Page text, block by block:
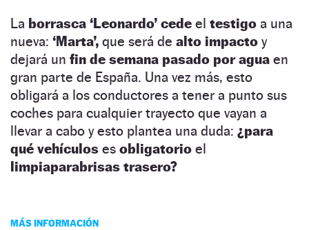
La borrasca ‘Leonardo’ cede el testigo a una
nueva: ‘Marta’, que será de alto impacto y
dejará un fin de semana pasado por agua en
gran parte de España. Una vez más, esto
obligará a los conductores a tener a punto sus
coches para cualquier trayecto que vayan a
llevar a cabo y esto plantea una duda: ¿para
qué vehículos es obligatorio el
limpiaparabrisas trasero?
MÁS INFORMACIÓN